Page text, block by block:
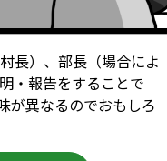
長）、部長（場合によ
・報告をすることで
が異なるのでおもしろ